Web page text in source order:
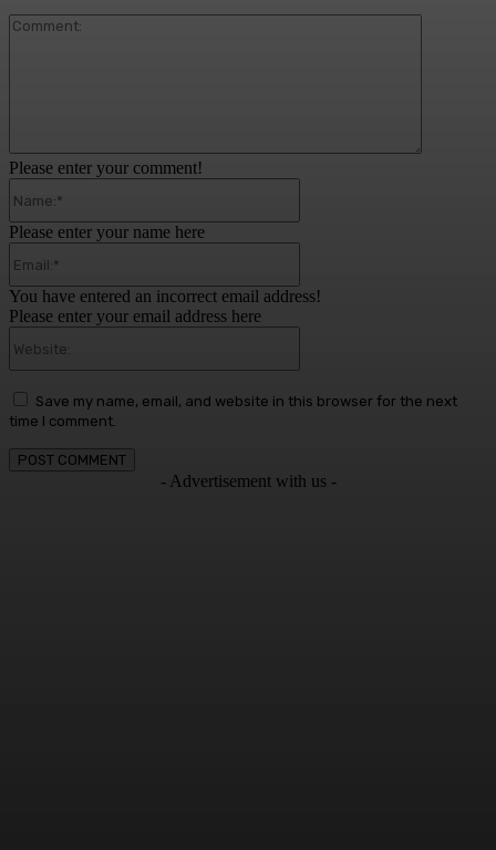
Please enter your comment!
Please enter your name here
You have entered an incorrect email address!
Please enter your email address here
Save my name, email, and website in this browser for the next
time I comment.
- Advertisement with us -